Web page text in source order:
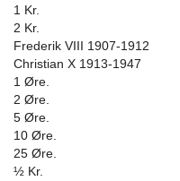
1 Kr.
2 Kr.
Frederik VIII 1907-1912
Christian X 1913-1947
1 Øre.
2 Øre.
5 Øre.
10 Øre.
25 Øre.
½ Kr.